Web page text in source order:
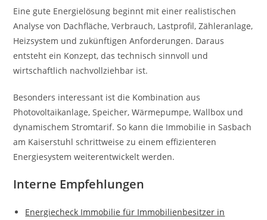
Eine gute Energielösung beginnt mit einer realistischen
Analyse von Dachfläche, Verbrauch, Lastprofil, Zähleranlage,
Heizsystem und zukünftigen Anforderungen. Daraus
entsteht ein Konzept, das technisch sinnvoll und
wirtschaftlich nachvollziehbar ist.
Besonders interessant ist die Kombination aus
Photovoltaikanlage, Speicher, Wärmepumpe, Wallbox und
dynamischem Stromtarif. So kann die Immobilie in Sasbach
am Kaiserstuhl schrittweise zu einem effizienteren
Energiesystem weiterentwickelt werden.
Interne Empfehlungen
Energiecheck Immobilie für Immobilienbesitzer in